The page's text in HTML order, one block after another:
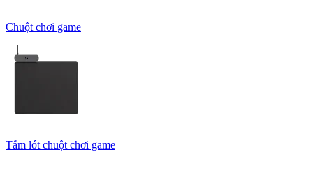
Chuột chơi game
Tấm lót chuột chơi game